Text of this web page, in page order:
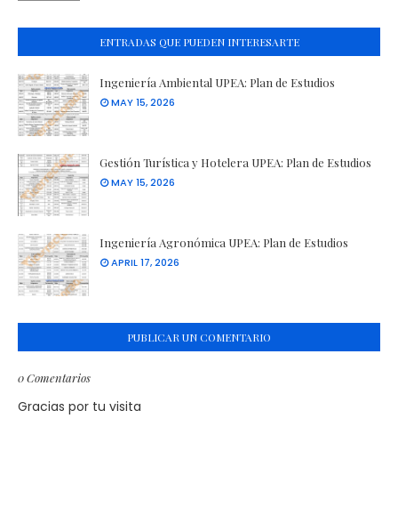
ENTRADAS QUE PUEDEN INTERESARTE
Ingeniería Ambiental UPEA: Plan de Estudios
MAY 15, 2026
Gestión Turística y Hotelera UPEA: Plan de Estudios
MAY 15, 2026
Ingeniería Agronómica UPEA: Plan de Estudios
APRIL 17, 2026
PUBLICAR UN COMENTARIO
0 Comentarios
Gracias por tu visita